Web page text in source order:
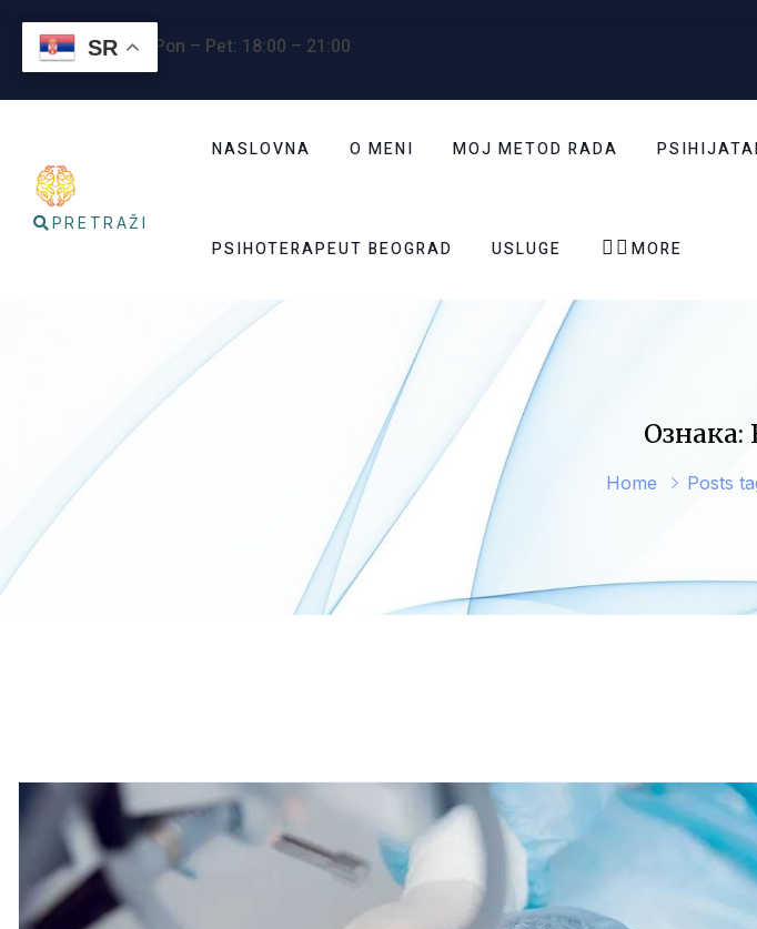
Radno vreme : Pon – Pet: 18:00 – 21:00
PRETRAŽI
NASLOVNA O MENI MOJ METOD RADA
PSIHOTERAPEUT BEOGRAD USLUGE   MORE
Ознака:
Home Posts
SR